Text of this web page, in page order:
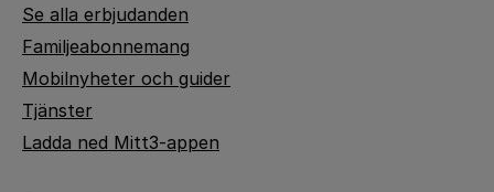
Se alla erbjudanden
Familjeabonnemang
Mobilnyheter och guider
Tjänster
Ladda ned Mitt3-appen